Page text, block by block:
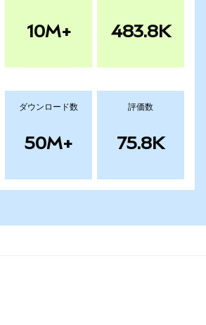
10M+ 483.8K
ダウンロード数
50M+
評価数
75.8K